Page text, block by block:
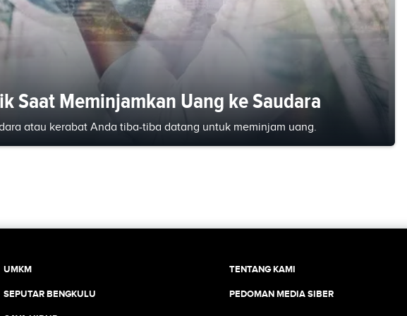
Saat Meminjamkan Uang ke Saudara
atau kerabat Anda tiba-tiba datang untuk meminjam uang.
UMKM
SEPUTAR BENGKULU
TENTANG KAMI
PEDOMAN MEDIA SIBER